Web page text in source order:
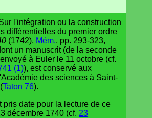
l'intégration ou la construction
différentielles du premier ordre
(1742), Mém., pp. 293-323,
un manuscrit (de la seconde
à Euler le 11 octobre (cf.
(1)), est conservé aux
des sciences à Saint-
Taton 76).
pris date pour la lecture de ce
décembre 1740 (cf. 23